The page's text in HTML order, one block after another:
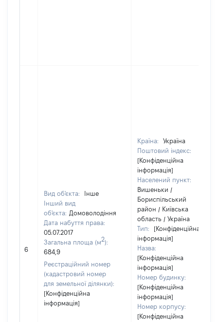
6
Вид об'єкта:
Інше
Інший вид
об'єкта: Домоволодіння
Дата набуття права:
05.07.2017
Загальна площа (м2):
684,9
Реєстраційний номер
(кадастровий номер
для земельної ділянки):
[Конфіденційна
інформація]
Країна:
Україна
Поштовий індекс:
[Конфіденційна
інформація]
Населений пункт:
Вишеньки /
Бориспільський
район / Київська
область / Україна
Тип:
[Конфіденційна
інформація]
Назва:
[Конфіденційна
інформація]
Номер будинку:
[Конфіденційна
інформація]
Номер корпусу:
[Конфіденційна